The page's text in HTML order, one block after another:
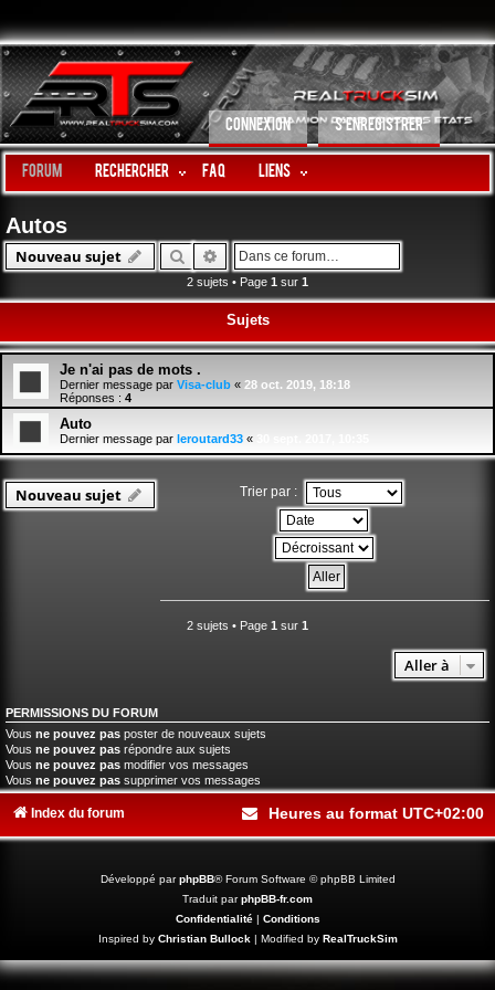
CONNEXION S’ENREGISTRER
Forum Rechercher FAQ LIENS
Autos
Nouveau sujet RechercherRecherche avancée
2 sujets • Page 1 sur 1
Sujets
Je n'ai pas de mots .
Dernier message par Visa-club « 28 oct. 2019, 18:18
Réponses : 4
Auto
Dernier message par leroutard33 «
Nouveau sujet Trier par :
2 sujets • Page 1 sur 1
Aller à
PERMISSIONS DU FORUM
Vous ne pouvez pas poster de nouveaux sujets
Vous ne pouvez pas répondre aux sujets
Vous ne pouvez pas modifier vos messages
Vous ne pouvez pas supprimer vos messages
Index du forum Heures au format UTC+02:00
Développé parphpBB® Forum Software © phpBB Limited
Traduit parphpBB-fr.com
Confidentialité| Conditions
Inspired by Christian Bullock| Modified by RealTruckSim